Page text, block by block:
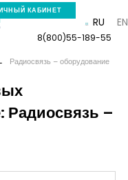
КАБИНЕТ
RU
8(800)55-189-55
Радиосвязь – оборудование
Радиосвязь –